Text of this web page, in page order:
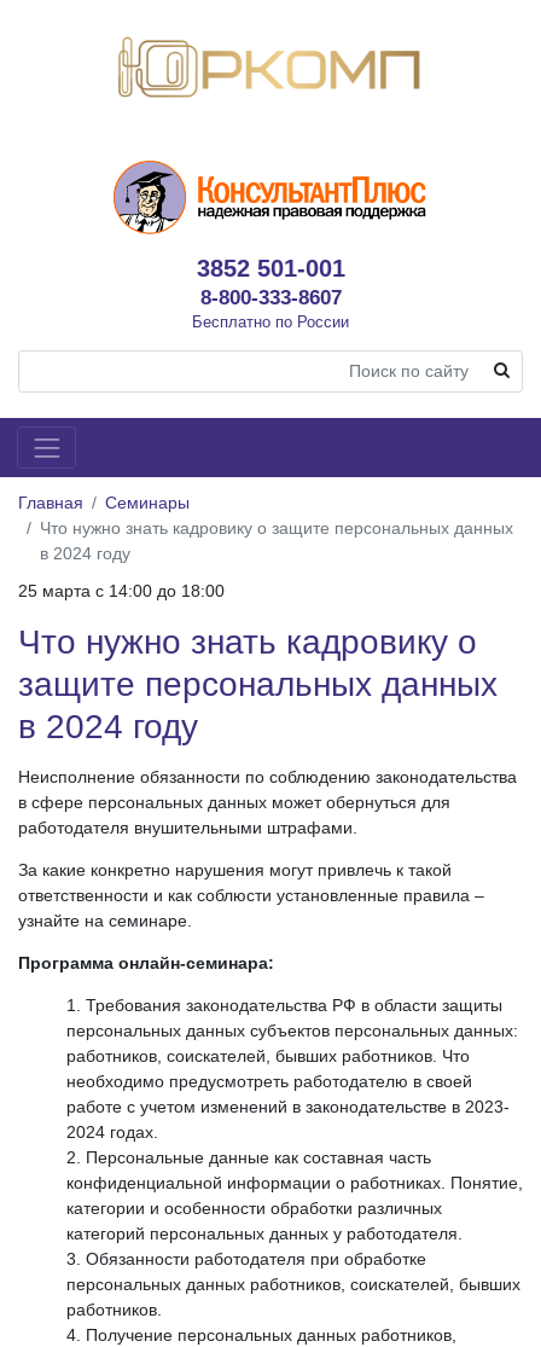
3852 501-001
8-800-333-8607
Бесплатно по России
Главная
Семинары
Что нужно знать кадровику о защите персональных данных
в 2024 году
25 марта c 14:00 до 18:00
Что нужно знать кадровику о
защите персональных данных
в 2024 году
Неисполнение обязанности по соблюдению законодательства
в сфере персональных данных может обернуться для
работодателя внушительными штрафами.
За какие конкретно нарушения могут привлечь к такой
ответственности и как соблюсти установленные правила –
узнайте на семинаре.
Программа онлайн-семинара:
Требования законодательства РФ в области защиты
персональных данных субъектов персональных данных:
работников, соискателей, бывших работников. Что
необходимо предусмотреть работодателю в своей
работе с учетом изменений в законодательстве в 2023-
2024 годах.
Персональные данные как составная часть
конфиденциальной информации о работниках. Понятие,
категории и особенности обработки различных
категорий персональных данных у работодателя.
Обязанности работодателя при обработке
персональных данных работников, соискателей, бывших
работников.
Получение персональных данных работников,